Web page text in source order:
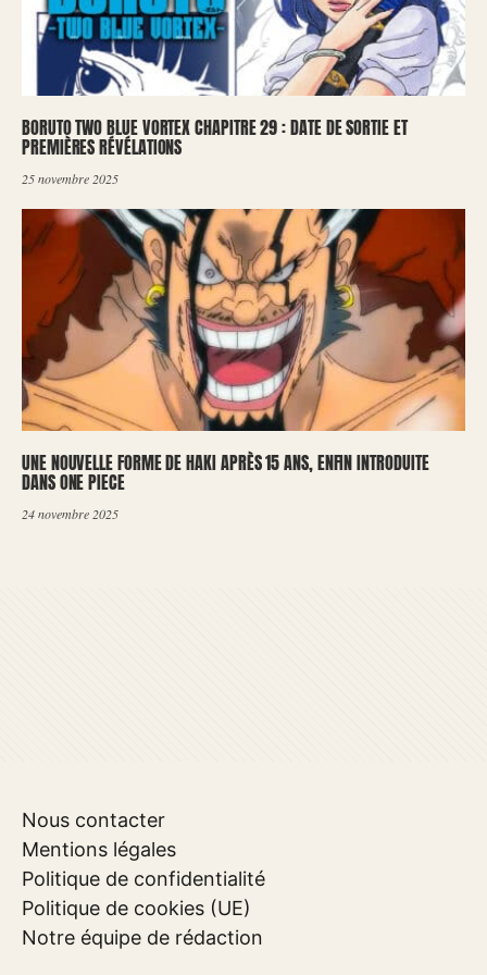
BORUTO TWO BLUE VORTEX CHAPITRE 29 : DATE DE SORTIE ET
PREMIÈRES RÉVÉLATIONS
25 novembre 2025
UNE NOUVELLE FORME DE HAKI APRÈS 15 ANS, ENFIN INTRODUITE
DANS ONE PIECE
24 novembre 2025
Nous contacter
Mentions légales
Politique de confidentialité
Politique de cookies (UE)
Notre équipe de rédaction